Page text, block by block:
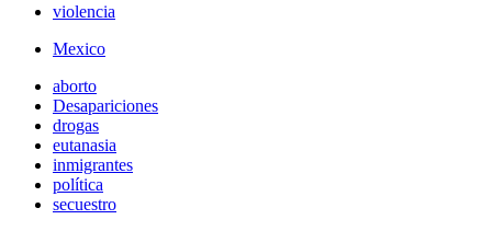
violencia
Mexico
aborto
Desapariciones
drogas
eutanasia
inmigrantes
política
secuestro